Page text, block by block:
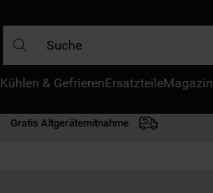
Kühlen & GefrierenErsatzteileMagazin
Gratis Altgerätemitnahme
DIE HÄUFIGSTEN SUCHANFRAGEN